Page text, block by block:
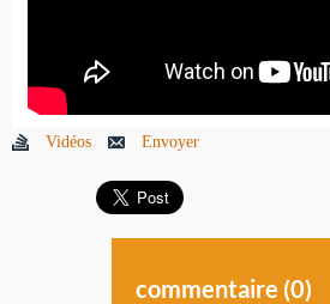
Vidéos Envoyer
commentaire (0)